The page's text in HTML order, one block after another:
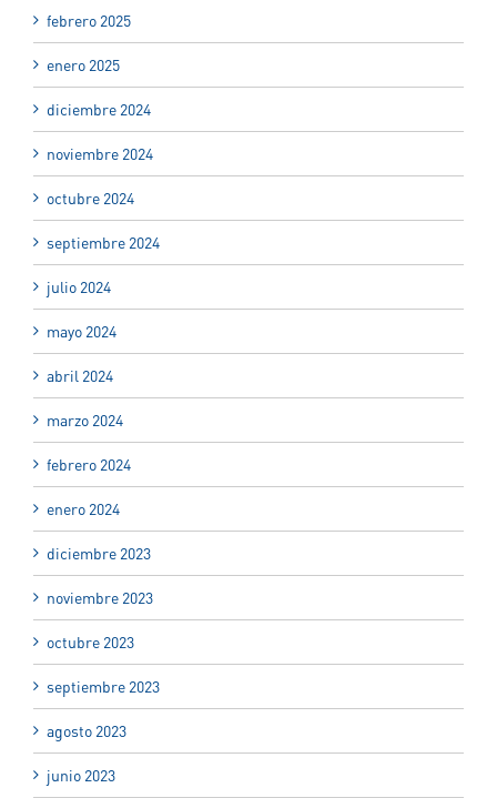
febrero 2025
enero 2025
diciembre 2024
noviembre 2024
octubre 2024
septiembre 2024
julio 2024
mayo 2024
abril 2024
marzo 2024
febrero 2024
enero 2024
diciembre 2023
noviembre 2023
octubre 2023
septiembre 2023
agosto 2023
junio 2023